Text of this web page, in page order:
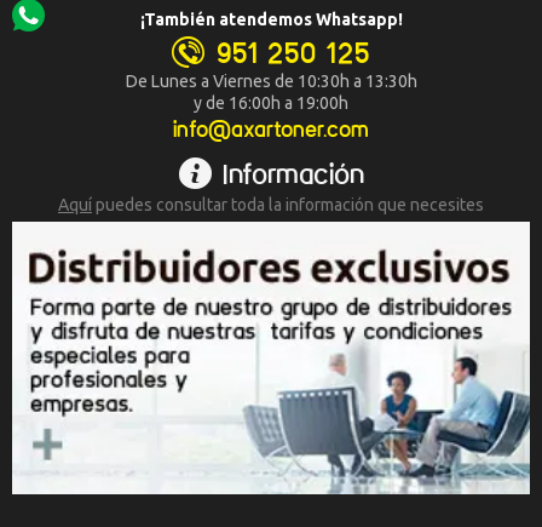
¡También atendemos Whatsapp!
951 250 125
De Lunes a Viernes de 10:30h a 13:30h
y de 16:00h a 19:00h
info@axartoner.com
Información
Aquípuedes consultar toda la información que necesites